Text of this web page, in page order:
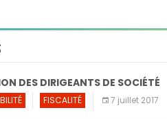
DES DIRIGEANTS DE SOCIÉTÉ
FISCALITÉ 7 juillet 2017